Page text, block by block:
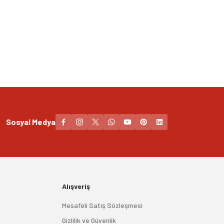
Sosyal Medya
Alışveriş
Mesafeli Satış Sözleşmesi
Gizlilik ve Güvenlik